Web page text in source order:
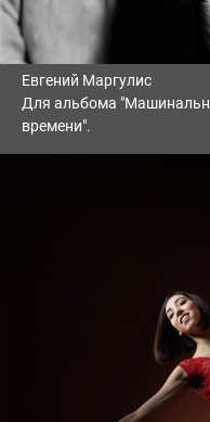
Евгений Маргулис
Для альбома
времени".